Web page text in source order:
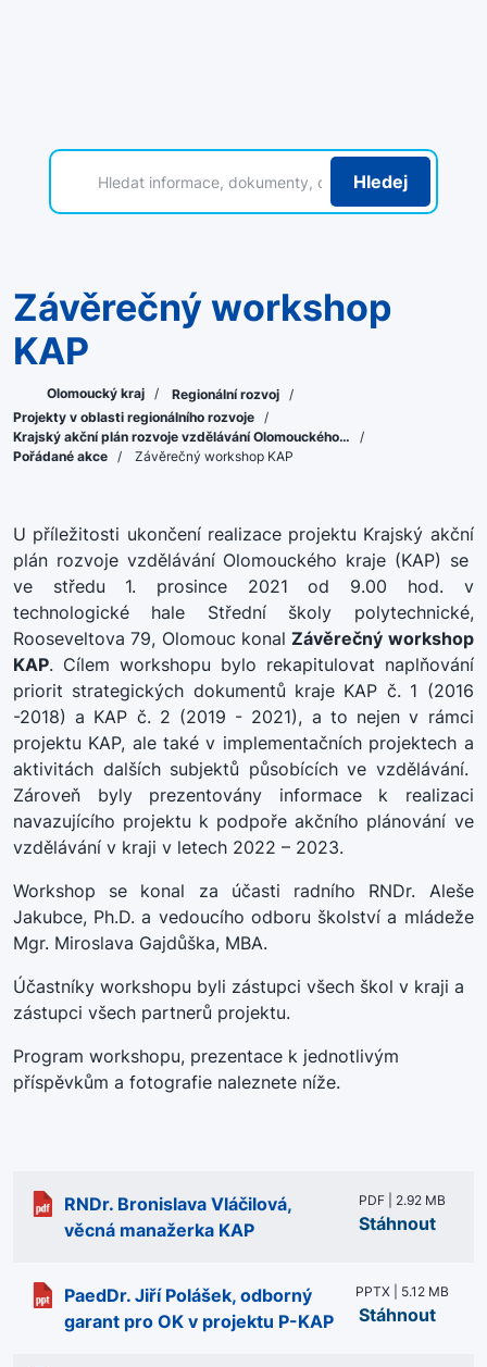
Hledej
Závěrečný workshop
KAP
Olomoucký kraj / Regionální rozvoj /
Projekty v oblasti regionálního rozvoje /
Krajský akční plán rozvoje vzdělávání Olomouckého…
/
Pořádané akce / Závěrečný workshop KAP
U příležitosti ukončení realizace projektu Krajský akční
plán rozvoje vzdělávání Olomouckého kraje (KAP) se
ve středu 1. prosince 2021 od 9.00 hod. v
technologické hale Střední školy polytechnické,
Rooseveltova 79, Olomouc konalZávěrečný workshop
KAP. Cílem workshopu bylo rekapitulovat naplňování
priorit strategických dokumentů kraje KAP č. 1 (2016
-2018) a KAP č. 2 (2019 - 2021), a to nejen v rámci
projektu KAP, ale také v implementačních projektech a
aktivitách dalších subjektů působících ve vzdělávání.
Zároveň byly prezentovány informace k realizaci
navazujícího projektu k podpoře akčního plánování ve
vzdělávání v kraji v letech 2022 – 2023.
Workshop se konal za účasti radního RNDr. Aleše
Jakubce, Ph.D. a vedoucího odboru školství a mládeže
Mgr. Miroslava Gajdůška, MBA.
Účastníky workshopu byli zástupci všech škol v kraji a
zástupci všech partnerů projektu.
Program workshopu, prezentace k jednotlivým
příspěvkům a fotografie naleznete níže.
RNDr. Bronislava Vláčilová,
věcná manažerka KAP
PDF | 2.92 MB
Stáhnout
PaedDr. Jiří Polášek, odborný
garant pro OK v projektu P-KAP
PPTX | 5.12 MB
Stáhnout